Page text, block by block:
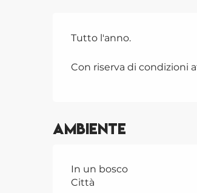
Tutto l'anno.
Con riserva di condizioni
Ambiente
In un bosco
Città